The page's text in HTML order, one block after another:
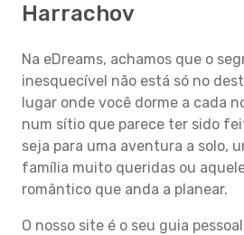
Harrachov
Na eDreams, achamos que o
inesquecível não está só no
lugar onde você dorme a cada
num sítio que parece ter sido
seja para uma aventura a solo,
família muito queridas ou
romântico que anda a planear.
O nosso site é o seu guia